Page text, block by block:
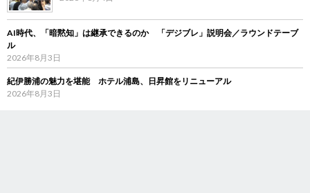
AI時代、「暗黙知」は継承できるのか 「デジブレ」説明会／ラウンドテーブ
ル
2026年8月3日
紀伊勝浦の魅力を堪能 ホテル浦島、日昇館をリニューアル
2026年8月3日